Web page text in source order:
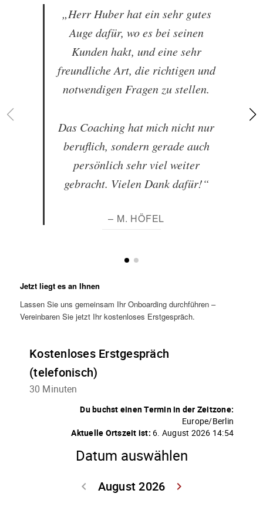
„Herr Huber hat ein sehr gutes
Auge dafür, wo es bei seinen
Kunden hakt, und eine sehr
freundliche Art, die richtigen und
notwendigen Fragen zu stellen.
Das Coaching hat mich nicht nur
beruflich, sondern gerade auch
persönlich sehr viel weiter
gebracht. Vielen Dank dafür!“
– M. HÖFEL
Jetzt liegt es an Ihnen
Lassen Sie uns gemeinsam Ihr Onboarding durchführen –
Vereinbaren Sie jetzt Ihr kostenloses Erstgespräch.